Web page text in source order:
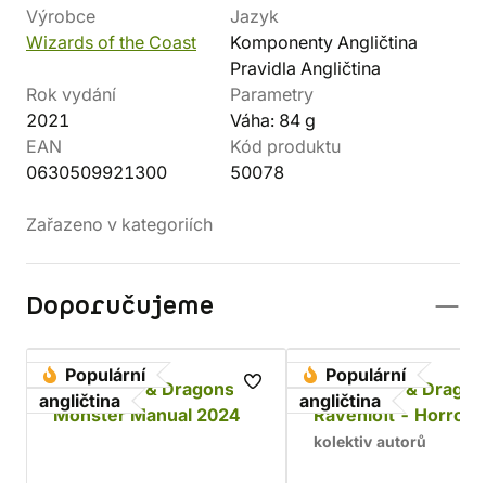
Výrobce
Wizards of the Coast
Jazyk
Komponenty Angličtina
Pravidla Angličtina
Rok vydání
2021
Parametry
Váha: 84 g
EAN
0630509921300
Kód produktu
50078
Zařazeno v kategoriích
Doporučujeme
Populární
angličtina
Dungeons & Dragons -
Monster Manual 2024
Populární
angličtina
Dungeons &
Ravenloft - Horrors
Within
kolektiv autorů